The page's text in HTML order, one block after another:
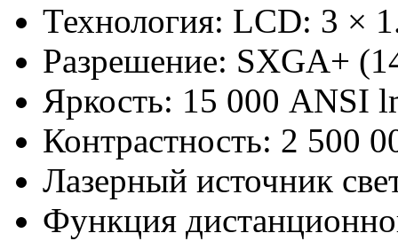
Технология: LCD: 3 ×
Разрешение: SXGA+
Яркость: 15 000 ANSI
Контрастность: 2 500
Лазерный источник
Функция